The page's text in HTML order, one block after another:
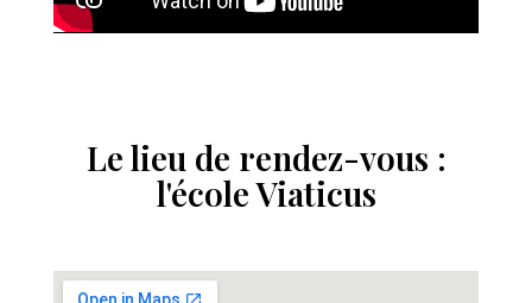
Le lieu de rendez-vous :
l'école Viaticus